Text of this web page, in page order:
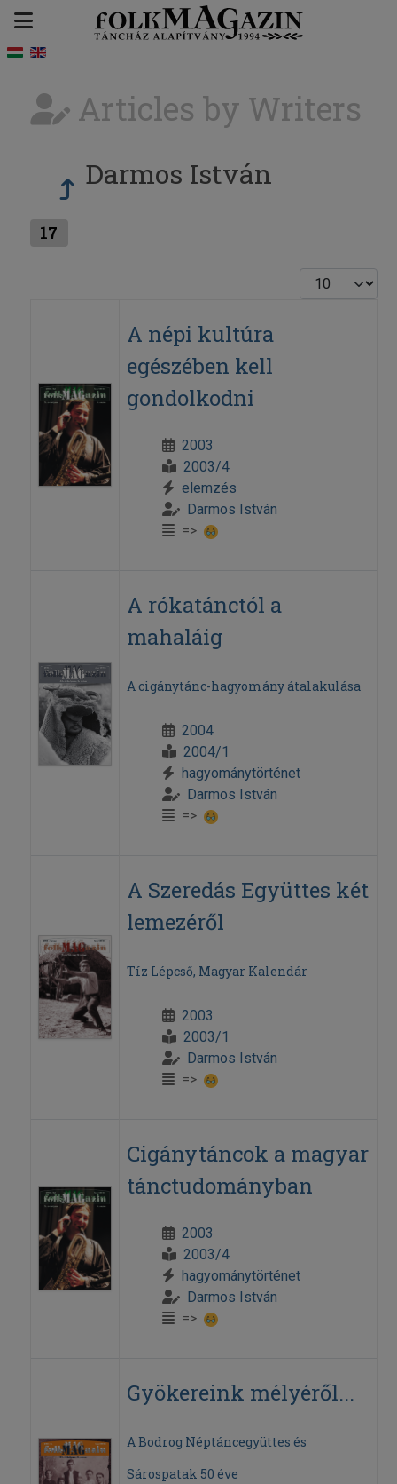
Articles by Writers
Darmos István
17
Display #
A népi kultúra
egészében kell
gondolkodni
2003
2003/4
elemzés
Darmos István
=>
A rókatánctól a
mahaláig
A cigánytánc-hagyomány átalakulása
2004
2004/1
hagyománytörténet
Darmos István
=>
A Szeredás Együttes két
lemezéről
Tíz Lépcső, Magyar Kalendár
2003
2003/1
Darmos István
=>
Cigánytáncok a magyar
tánctudományban
2003
2003/4
hagyománytörténet
Darmos István
=>
Gyökereink mélyéről...
A Bodrog Néptáncegyüttes és
Sárospatak 50 éve